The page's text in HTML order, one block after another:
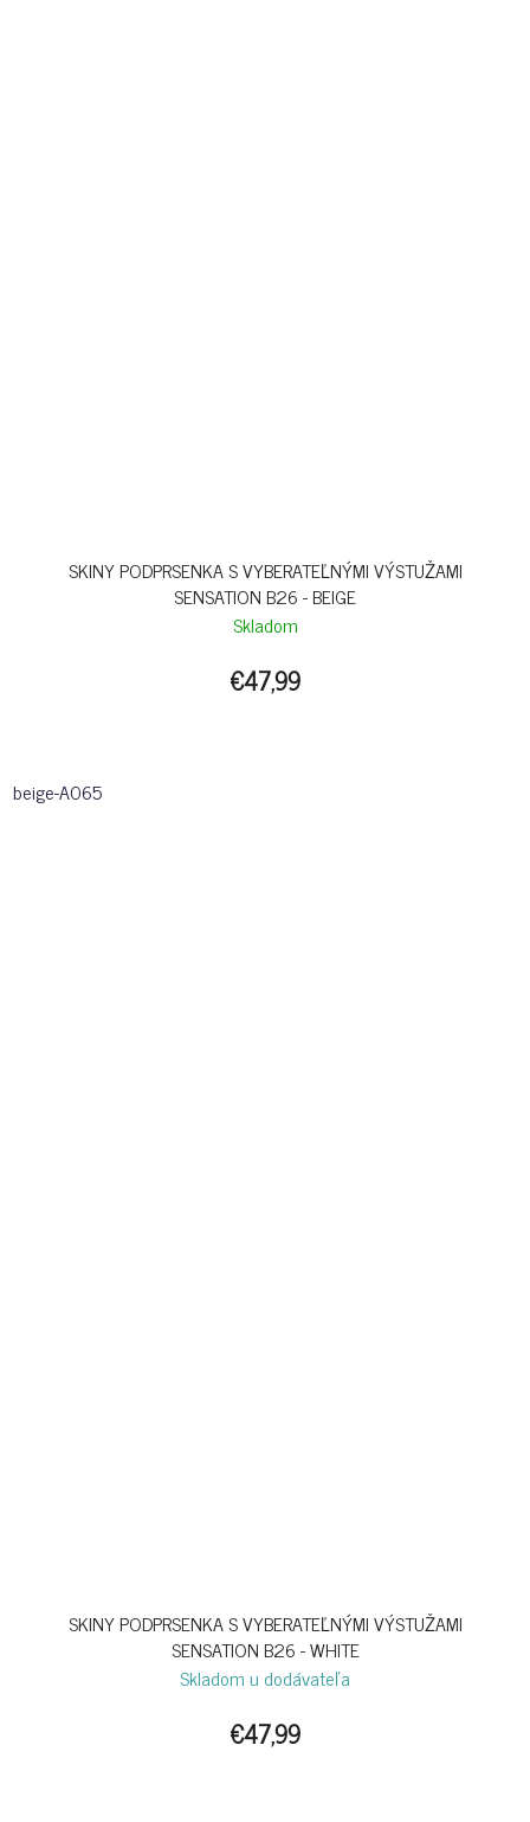
SKINY PODPRSENKA S VYBERATEĽNÝMI VÝSTUŽAMI
SENSATION B26 - BEIGE
Skladom
€47,99
beige-A065
SKINY PODPRSENKA S VYBERATEĽNÝMI VÝSTUŽAMI
SENSATION B26 - WHITE
Skladom u dodávateľa
€47,99